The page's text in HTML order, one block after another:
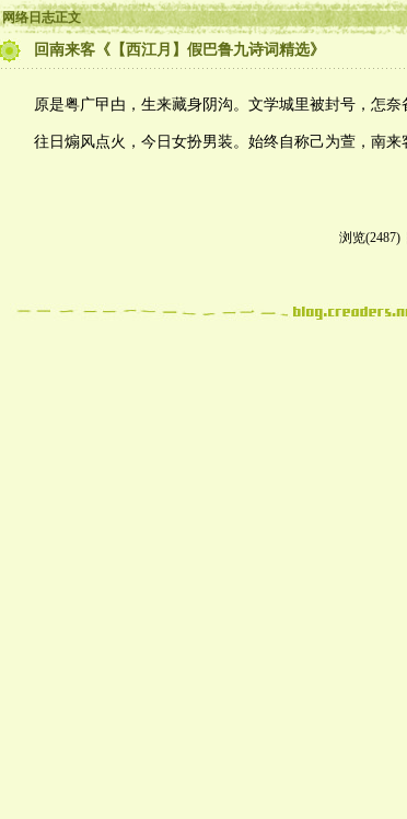
网络日志正文
回南来客《【西江月】假巴鲁九诗词精选》
原是粤广曱甴，生来藏身阴沟。文学城里被封号，怎奈
往日煽风点火，今日女扮男装。始终自称己为萱，南来
浏览(2487)